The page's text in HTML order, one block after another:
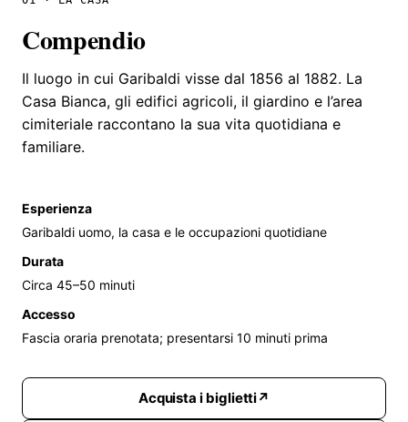
Compendio
Il luogo in cui Garibaldi visse dal 1856 al 1882. La
Casa Bianca, gli edifici agricoli, il giardino e l’area
cimiteriale raccontano la sua vita quotidiana e
familiare.
Esperienza
Garibaldi uomo, la casa e le occupazioni quotidiane
Durata
Circa 45–50 minuti
Accesso
Fascia oraria prenotata; presentarsi 10 minuti prima
Acquista i biglietti